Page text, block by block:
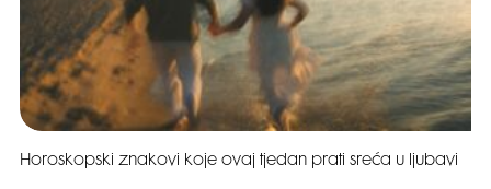
Horoskopski znakovi koje ovaj tjedan prati sreća u ljubavi